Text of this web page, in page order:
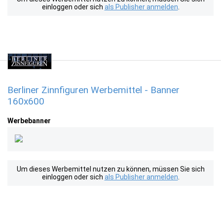
einloggen oder sich als Publisher anmelden
Berliner Zinnfiguren Werbemittel - Banner
160x600
Werbebanner
Um dieses Werbemittel nutzen zu können, müssen Sie sich
einloggen oder sich als Publisher anmelden